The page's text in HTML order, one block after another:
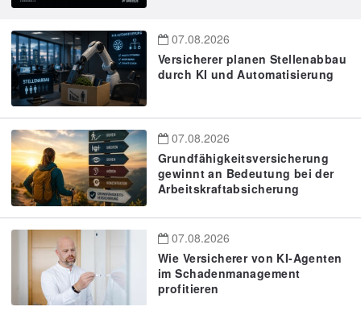
07.08.2026
Versicherer planen Stellenabbau
durch KI und Automatisierung
07.08.2026
Grundfähigkeitsversicherung
gewinnt an Bedeutung bei der
Arbeitskraftabsicherung
07.08.2026
Wie Versicherer von KI-Agenten
im Schadenmanagement
profitieren